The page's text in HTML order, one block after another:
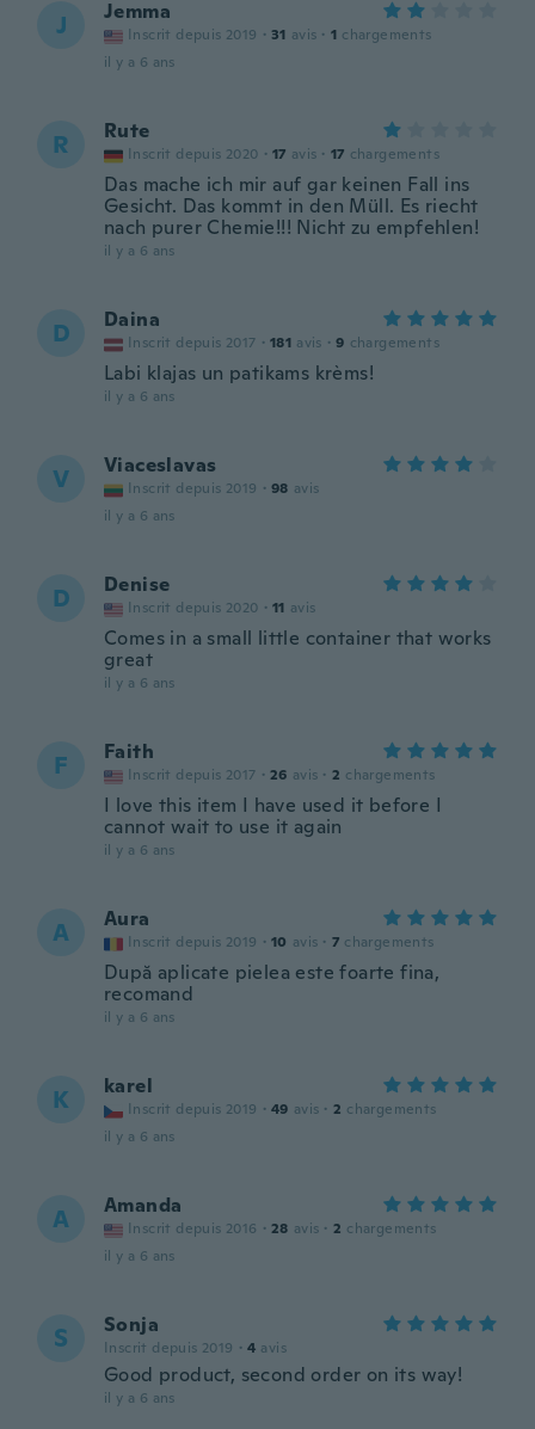
J Jemma
Inscrit depuis 2019 · 31 avis · 1 chargements
il y a 6 ans
R Rute
Inscrit depuis 2020 · 17 avis · 17 chargements
Das mache ich mir auf gar keinen Fall ins
Gesicht. Das kommt in den Müll. Es riecht
nach purer Chemie!!! Nicht zu empfehlen!
il y a 6 ans
D Daina
Inscrit depuis 2017 · 181 avis · 9 chargements
Labi klajas un patikams krèms!
il y a 6 ans
V Viaceslavas
Inscrit depuis 2019 · 98 avis
il y a 6 ans
D Denise
Inscrit depuis 2020 · 11 avis
Comes in a small little container that works
great
il y a 6 ans
F Faith
Inscrit depuis 2017 · 26 avis · 2 chargements
I love this item I have used it before I
cannot wait to use it again
il y a 6 ans
A Aura
Inscrit depuis 2019 · 10 avis · 7 chargements
După aplicate pielea este foarte fina,
recomand
il y a 6 ans
K karel
Inscrit depuis 2019 · 49 avis · 2 chargements
il y a 6 ans
A Amanda
Inscrit depuis 2016 · 28 avis · 2 chargements
il y a 6 ans
S Sonja
Inscrit depuis 2019 · 4 avis
Good product, second order on its way!
il y a 6 ans